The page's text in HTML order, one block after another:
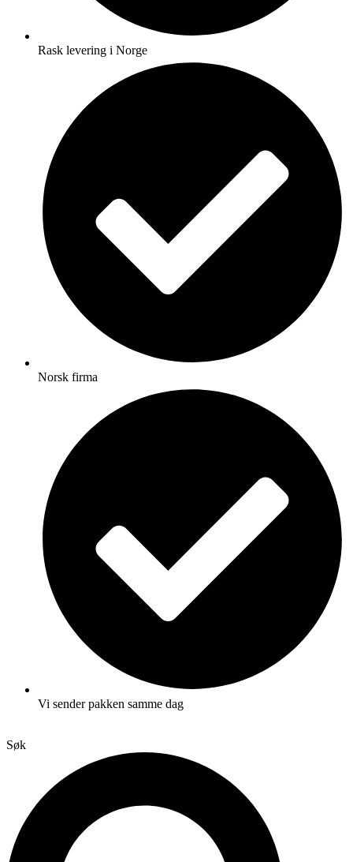
Rask levering i Norge
Norsk firma
Vi sender pakken samme dag
Søk